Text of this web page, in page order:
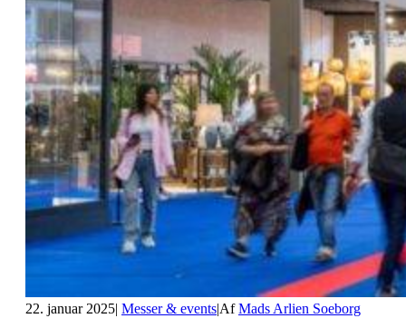
22. januar 2025| Messer & events|AfMads Arlien Soeborg